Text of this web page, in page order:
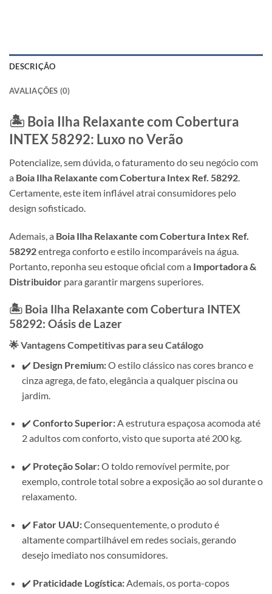
DESCRIÇÃO
AVALIAÇÕES (0)
🏝️ Boia Ilha Relaxante com Cobertura
INTEX58292: Luxo no Verão
Potencialize, sem dúvida, o faturamento do seu negócio com
a Boia Ilha Relaxante com Cobertura Intex Ref. 58292.
Certamente, este item inflável atrai consumidores pelo
design sofisticado.
Ademais, a Boia Ilha Relaxante com Cobertura Intex Ref.
58292entrega conforto e estilo incomparáveis na água.
Portanto, reponha seu estoque oficial com a Importadora &
Distribuidor para garantir margens superiores.
🏝️ Boia Ilha Relaxante com Cobertura INTEX
58292: Oásis de Lazer
🌟 Vantagens Competitivas para seu Catálogo
✔️ Design Premium:O estilo clássico nas cores branco e
cinza agrega, de fato, elegância a qualquer piscina ou
jardim.
✔️ Conforto Superior:A estrutura espaçosa acomoda até
2 adultos com conforto, visto que suporta até 200 kg.
✔️ Proteção Solar:O toldo removível permite, por
exemplo, controle total sobre a exposição ao sol durante o
relaxamento.
✔️ Fator UAU:Consequentemente, o produto é
altamente compartilhável em redes sociais, gerando
desejo imediato nos consumidores.
✔️ Praticidade Logística:Ademais, os porta-copos